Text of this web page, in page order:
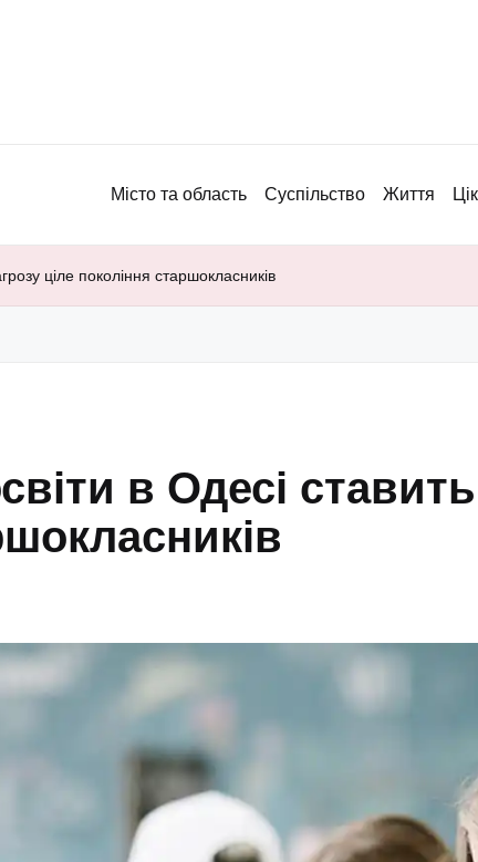
Місто та область Суспільство Життя
ціле покоління старшокласників
в Одесі ставить